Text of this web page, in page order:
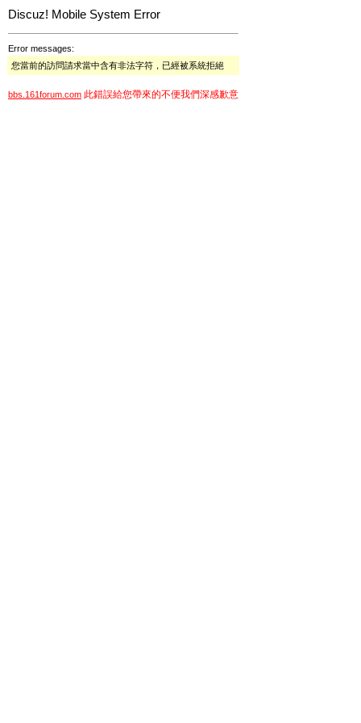
Discuz! Mobile System Error
Error messages:
您當前的訪問請求當中含有非法字符，已經被系統拒絕
bbs.161forum.com 此錯誤給您帶來的不便我們深感歉意